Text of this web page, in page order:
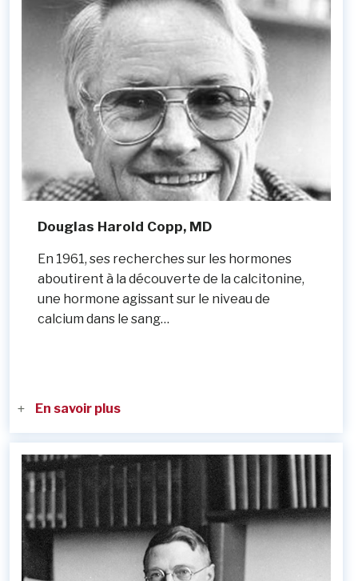
Douglas Harold Copp, MD
En 1961, ses recherches sur les hormones
aboutirent à la découverte de la calcitonine,
une hormone agissant sur le niveau de
calcium dans le sang…
En savoir plus